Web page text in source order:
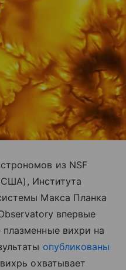
из NSF
Института
Макса Планка
впервые
вихри на
опубликованы
охватывает